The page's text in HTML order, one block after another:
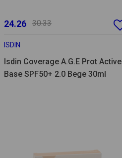
24.26 30.33
ISDIN
Isdin Coverage A.G.E Prot Active
Base SPF50+ 2.0 Bege 30ml